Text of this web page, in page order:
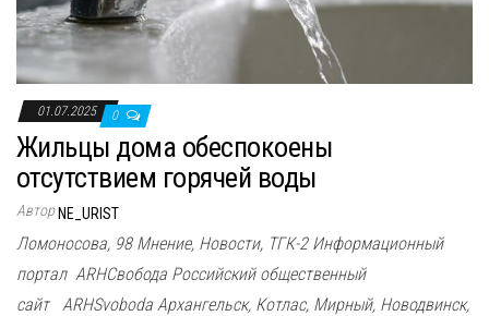
01.07.2025 0
Жильцы дома обеспокоены
отсутствием горячей воды
Автор NE_URIST
Ломоносова, 98 Мнение, Новости, ТГК-2 Информационный
портал ARHСвобода Российский общественный
сайт ARHSvoboda Архангельск, Котлас, Мирный, Новодвинск,